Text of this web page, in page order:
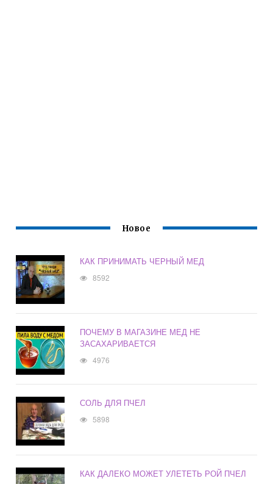
Новое
КАК ПРИНИМАТЬ ЧЕРНЫЙ МЕД
8592
ПОЧЕМУ В МАГАЗИНЕ МЕД НЕ
ЗАСАХАРИВАЕТСЯ
4976
СОЛЬ ДЛЯ ПЧЕЛ
5898
КАК ДАЛЕКО МОЖЕТ УЛЕТЕТЬ РОЙ ПЧЕЛ